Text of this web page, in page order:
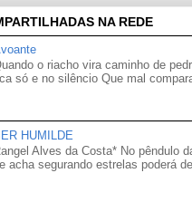
NA REDE
o riacho vira caminho de
só e no silêncio Que mal
HUMILDE
Alves da Costa* No pêndulo
acha segurando estrelas poderá